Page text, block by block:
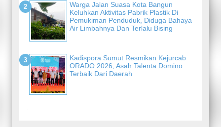
Warga Jalan Suasa Kota Bangun
Keluhkan Aktivitas Pabrik Plastik Di
Pemukiman Penduduk, Diduga Bahaya
Air Limbahnya Dan Terlalu Bising
Kadispora Sumut Resmikan Kejurcab
ORADO 2026, Asah Talenta Domino
Terbaik Dari Daerah
-